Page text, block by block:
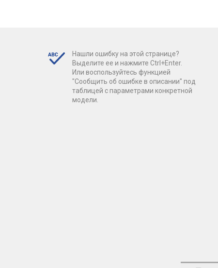
Нашли ошибку на этой странице?
Выделите ее и нажмите Ctrl+Enter.
Или воспользуйтесь функцией
"Сообщить об ошибке в описании" под
таблицей с параметрами конкретной
модели.